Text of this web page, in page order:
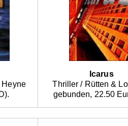
Heyne
Icarus
Thriller / Rütten &
gebunden, 22.50